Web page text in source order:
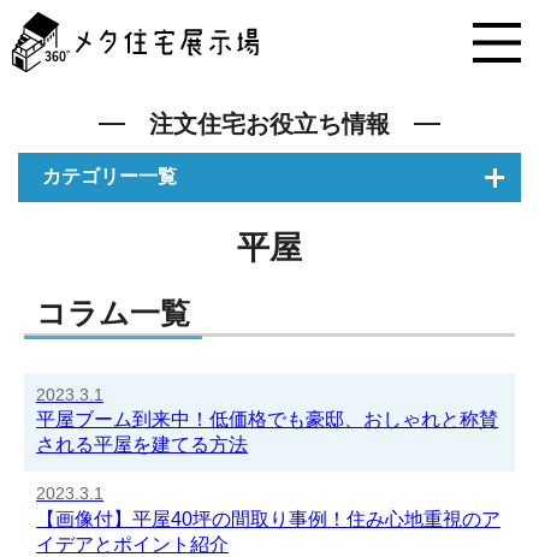
タ
住
注文住宅お役立ち情報
カテゴリー一覧
平屋
コラム一覧
2023.3.1
平屋ブーム到来中！低価格でも豪邸、おしゃれと称賛
される平屋を建てる方法
2023.3.1
【画像付】平屋40坪の間取り事例！住み心地重視のア
イデアとポイント紹介